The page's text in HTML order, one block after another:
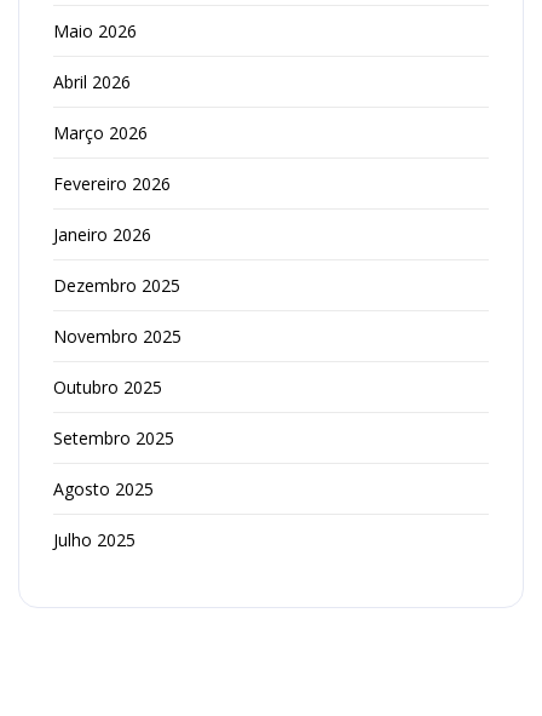
Maio 2026
Abril 2026
Março 2026
Fevereiro 2026
Janeiro 2026
Dezembro 2025
Novembro 2025
Outubro 2025
Setembro 2025
Agosto 2025
Julho 2025